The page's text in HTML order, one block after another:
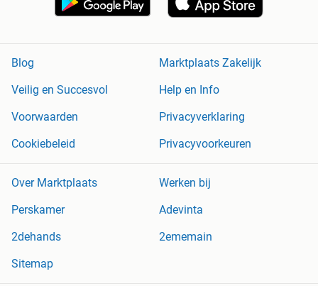
Blog
Marktplaats Zakelijk
Veilig en Succesvol
Help en Info
Voorwaarden
Privacyverklaring
Cookiebeleid
Privacyvoorkeuren
Over Marktplaats
Werken bij
Perskamer
Adevinta
2dehands
2ememain
Sitemap